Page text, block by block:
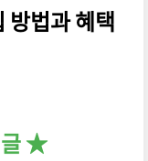
방법과 혜택
글 ★